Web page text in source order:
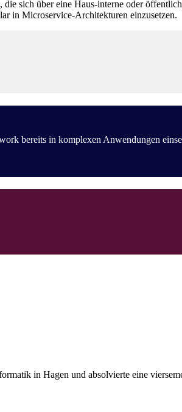
sich über eine Haus-interne oder
in Microservice-Architekturen einzusetzen.
bereits in komplexen Anwendungen
in Hagen und absolvierte eine